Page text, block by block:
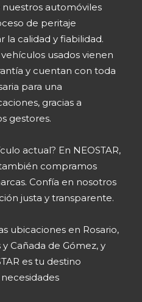
automóviles
de peritaje
la calidad y fiabilidad.
usados vienen
y cuentan con toda
para una
gracias a
gestores.
actual? En NEOSTAR,
compramos
Confía en nosotros
justa y transparente.
ubicaciones en Rosario,
Cañada de Gómez, y
es tu destino